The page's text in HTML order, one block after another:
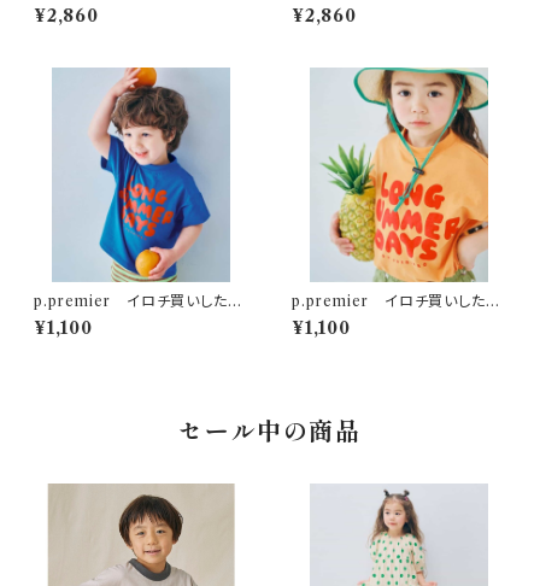
¥2,860 シャツ 150-160cm
¥2,860
p.premier イロチ買いしたい
ノーバケーションノーサマーロゴ
¥1,100
p.premier イロチ買いしたい
ノーバケーションノーサマーロゴ
¥1,100
セール中の商品